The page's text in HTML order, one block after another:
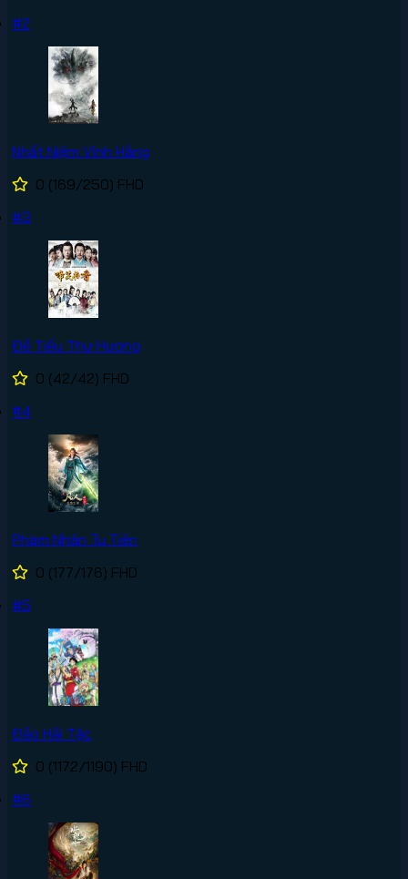
#2
Nhất Niệm Vĩnh Hằng
0 (169/250) FHD
#3
Đề Tiếu Thư Hương
0 (42/42) FHD
#4
Phàm Nhân Tu Tiên
0 (177/176) FHD
#5
Đảo Hải Tặc
0 (1172/1190) FHD
#6